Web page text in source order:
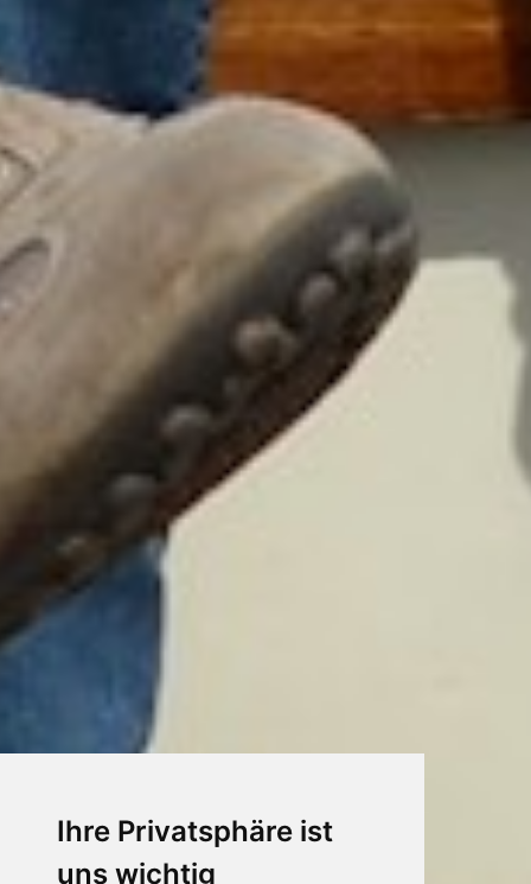
Ihre Privatsphäre ist
uns wichtig